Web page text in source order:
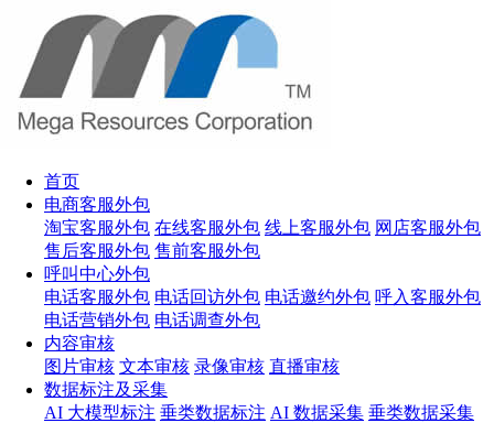
首页
电商客服外包
淘宝客服外包 在线客服外包 线上客服外包 网店客服外包
售后客服外包 售前客服外包
呼叫中心外包
电话客服外包 电话回访外包 电话邀约外包 呼入客服外包
电话营销外包 电话调查外包
内容审核
图片审核 文本审核 录像审核 直播审核
数据标注及采集
AI 大模型标注 垂类数据标注 AI 数据采集 垂类数据采集